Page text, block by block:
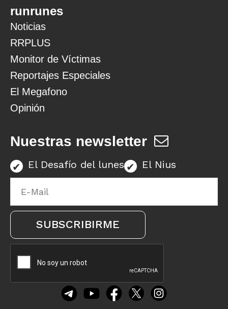
runrunes
Noticias
RRPLUS
Monitor de Víctimas
Reportajes Especiales
El Megafono
Opinión
Nuestras newsletter
El Desafío del lunes El Nius